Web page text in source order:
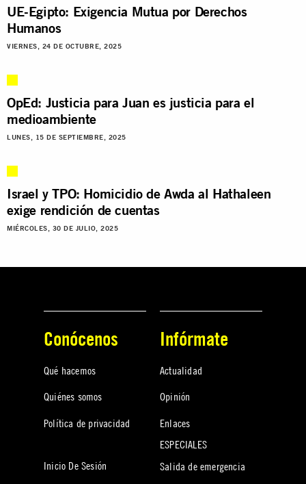
UE-Egipto: Exigencia Mutua por Derechos
Humanos
VIERNES, 24 DE OCTUBRE, 2025
OpEd: Justicia para Juan es justicia para el
medioambiente
LUNES, 15 DE SEPTIEMBRE, 2025
Israel y TPO: Homicidio de Awda al Hathaleen
exige rendición de cuentas
MIÉRCOLES, 30 DE JULIO, 2025
Conócenos
Qué hacemos
Quiénes somos
Política de privacidad
Inicio De Sesión
Infórmate
Actualidad
Opinión
Enlaces
ESPECIALES
Salida de emergencia